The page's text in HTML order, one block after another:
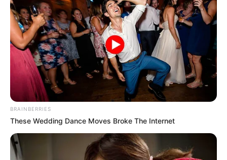
BRAINBERRIES
These Wedding Dance Moves Broke The Internet